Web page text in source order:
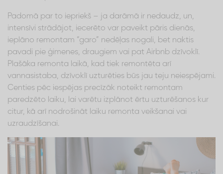
Padomā par to iepriekš – ja darāmā ir nedaudz, un,
intensīvi strādājot, iecerēto var paveikt pāris dienās,
ieplāno remontam “garo” nedēļas nogali, bet naktis
pavadi pie ģimenes, draugiem vai pat Airbnb dzīvoklī.
Plašāka remonta laikā, kad tiek remontēta arī
vannasistaba, dzīvoklī uzturēties būs jau teju neiespējami.
Centies pēc iespējas precīzāk noteikt remontam
paredzēto laiku, lai varētu izplānot ērtu uzturēšanos kur
citur, kā arī nodrošināt laiku remonta veikšanai vai
uzraudzīšanai.